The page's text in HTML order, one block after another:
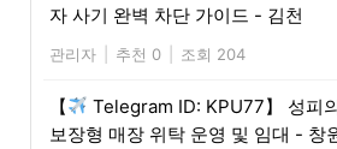
자 사기 완벽 차단 가이드 - 김천
관리자 추천 0 조회 204
【
Telegram ID: KPU77】 성피
보장형 매장 위탁 운영 및 임대 - 창